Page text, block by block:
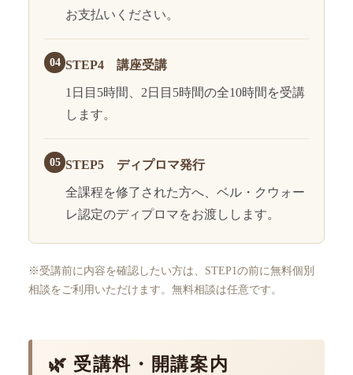
お支払いください。
04 STEP4 講座受講
1日目5時間、2日目5時間の全10時間を受講
します。
05 STEP5 ディプロマ発行
全課程を修了された方へ、ベル・クウォー
レ認定のディプロマをお渡しします。
※受講前に内容を確認したい方は、STEP1の前に無料個別
相談をご利用いただけます。無料相談は任意です。
🌿 受講料・開講案内